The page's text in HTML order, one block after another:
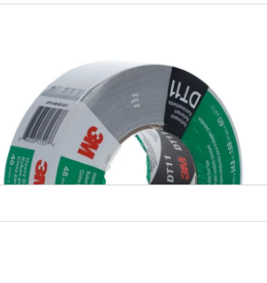
sencilla con
de energía
IN8020
Lija Agua -Omega- N.80
(Cajax50Und)
Omega